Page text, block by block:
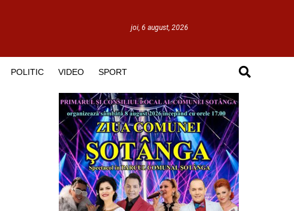
joi, 6 august, 2026
POLITIC VIDEO SPORT